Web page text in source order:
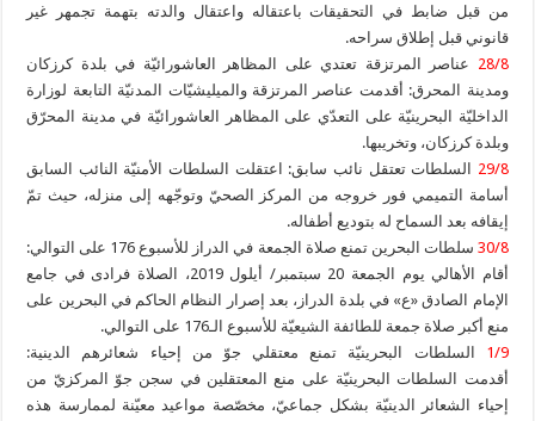
من قبل ضابط في التحقيقات باعتقاله واعتقال والدته بتهمة تجمهر غير
قانوني قبل إطلاق سراحه.
28/8 عناصر المرتزقة تعتدي على المظاهر العاشورائيّة في بلدة كرزكان
ومدينة المحرق: أقدمت عناصر المرتزقة والميليشيّات المدنيّة التابعة لوزارة
الداخليّة البحرينيّة على التعدّي على المظاهر العاشورائيّة في مدينة المحرّق
وبلدة كرزكان، وتخريبها.
29/8 السلطات تعتقل نائب سابق: اعتقلت السلطات الأمنيّة النائب السابق
أسامة التميمي فور خروجه من المركز الصحيّ وتوجّهه إلى منزله، حيث تمّ
إيقافه بعد السماح له بتوديع أطفاله.
30/8
سلطات البحرين تمنع صلاة الجمعة في الدراز للأسبوع 176 على التوالي:
أقام الأهالي يوم الجمعة 20 سبتمبر/ أيلول 2019، الصلاة فرادى في جامع
الإمام الصادق «ع» في بلدة الدراز، بعد إصرار النظام الحاكم في البحرين على
منع أكبر صلاة جمعة للطائفة الشيعيّة للأسبوع الـ176 على التوالي.
1/9
السلطات البحرينيّة تمنع معتقلي جوّ من إحياء شعائرهم الدينية:
أقدمت السلطات البحرينيّة على منع المعتقلين في سجن جوّ المركزيّ من
إحياء الشعائر الدينيّة بشكل جماعيّ، مخصّصة مواعيد معيّنة لممارسة هذه